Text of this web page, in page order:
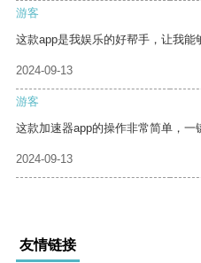
游客
这款app是我娱乐的好帮手，让我能
2024-09-13
游客
这款加速器app的操作非常简单，一
2024-09-13
友情链接